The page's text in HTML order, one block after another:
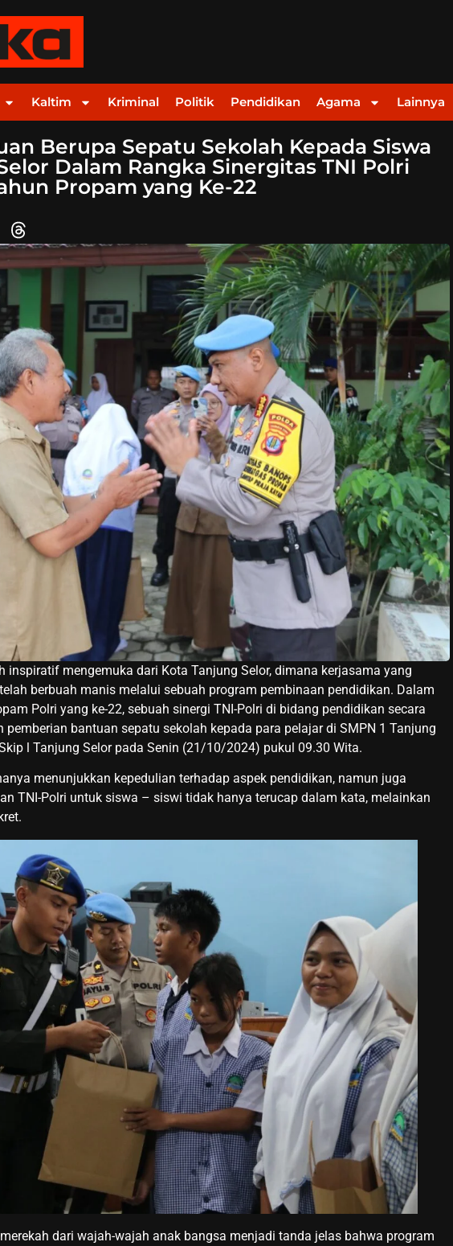
Kaltim Kriminal Politik Pendidikan Agama Lainnya
Berupa Sepatu Sekolah Kepada Siswa
Dalam Rangka Sinergitas TNI Polri
Propam yang Ke-22
inspiratif mengemuka dari Kota Tanjung Selor, dimana kerjasama yang
berbuah manis melalui sebuah program pembinaan pendidikan. Dalam
Polri yang ke-22, sebuah sinergi TNI-Polri di bidang pendidikan secara
bantuan sepatu sekolah kepada para pelajar di SMPN 1 Tanjung
l Tanjung Selor pada Senin (21/10/2024) pukul 09.30 Wita.
menunjukkan kepedulian terhadap aspek pendidikan, namun juga
TNI-Polri untuk siswa – siswi tidak hanya terucap dalam kata, melainkan
dari wajah-wajah anak bangsa menjadi tanda jelas bahwa program